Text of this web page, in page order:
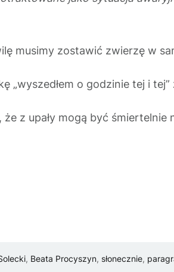
musimy zostawić zwierzę w
„wyszedłem o godzinie tej i
z upały mogą być śmiertelnie
, Beata Procyszyn, słonecznie,